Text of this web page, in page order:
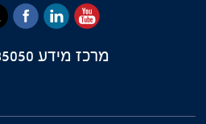
מרכז מידע073-3785050